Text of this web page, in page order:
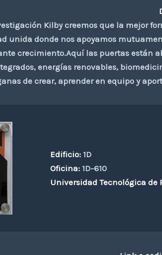
Kilby creemos que la mejor
unida donde nos apoyamos
crecimiento.Aquí las puertas están
energías renovables,
de crear, aprender en equipo y
Edificio:1D
Oficina: 1D-610
Universidad Tecnológica de